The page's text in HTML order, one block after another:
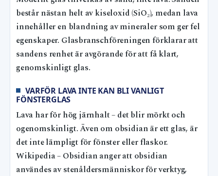
består nästan helt av kiseloxid (SiO₂), medan lava
innehåller en blandning av mineraler som ger fel
egenskaper. Glasbranschföreningen förklarar att
sandens renhet är avgörande för att få klart,
genomskinligt glas.
VARFÖR LAVA INTE KAN BLI VANLIGT
FÖNSTERGLAS
Lava har för hög järnhalt – det blir mörkt och
ogenomskinligt. Även om obsidian är ett glas, är
det inte lämpligt för fönster eller flaskor.
Wikipedia – Obsidian anger att obsidian
användes av stenåldersmänniskor för verktyg,